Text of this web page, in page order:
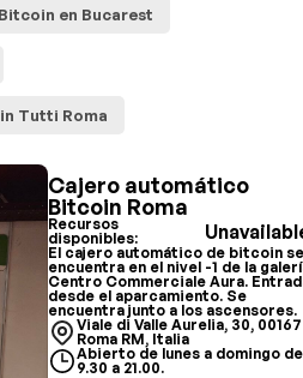
en Bucarest
Tutti Roma
Cajero automático
Bitcoin Roma
Recursos
disponibles:
El cajero automático de bitcoin se
encuentra en el nivel -1 de la
Centro Commerciale Aura.
desde el aparcamiento. Se
encuentra junto a los ascensores.
Viale di Valle Aurelia, 30, 00167
Roma RM, Italia
Abierto de lunes a domingo de
9.30 a 21.00.